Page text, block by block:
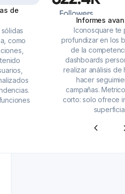
de
como
Informes
Iconosquare te
profundizar en los
de la
dashboards
realizar análisis de
hacer
campañas.
corto: solo ofrece